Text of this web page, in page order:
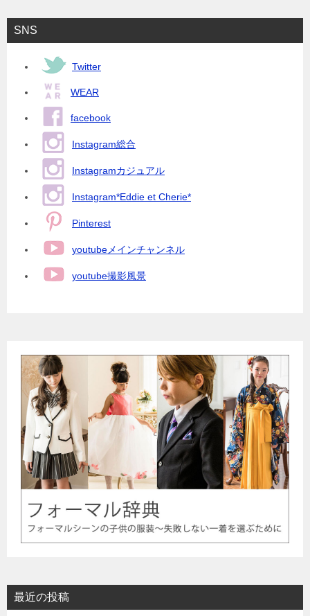
ビ
ゲ
SNS
Twitter
WEAR
facebook
Instagram総合
Instagramカジュアル
Instagram*Eddie et Cherie*
Pinterest
youtubeメインチャンネル
youtube撮影風景
最近の投稿